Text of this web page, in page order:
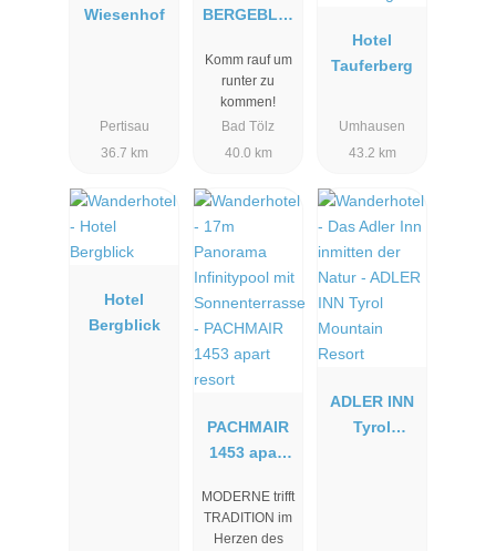
Wiesenhof
Pertisau
36.7 km
BERGEBLIC
Komm rauf um
runter zu
kommen!
Bad Tölz
40.0 km
Hotel
Tauferberg
Umhausen
43.2 km
Hotel
Bergblick
PACHMAIR
1453 apart
MODERNE trifft
TRADITION im
Herzen des
ADLER INN
Tyrol